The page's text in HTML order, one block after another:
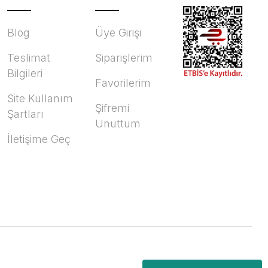
Blog
Teslimat
Bilgileri
Site Kullanım
Şartları
İletişime Geç
Üye Girişi
Siparişlerim
Favorilerim
Şifremi
Unuttum